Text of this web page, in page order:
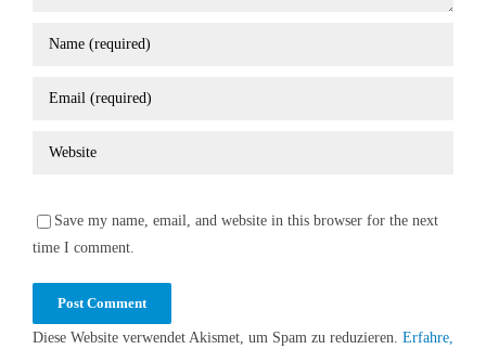
Save my name, email, and website in this browser for the next
time I comment.
Diese Website verwendet Akismet, um Spam zu reduzieren. Erfahre,